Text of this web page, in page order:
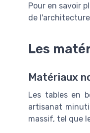
Pour en savoir
de
Les
Matériaux
Les tables en
artisanat
massif, tel que